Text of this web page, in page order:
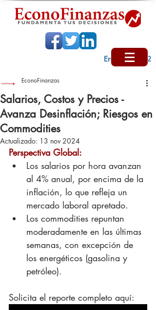
Encabezado 2
Salarios, Costos y Precios -
Avanza Desinflación; Riesgos en
Commodities
EconoFinanzas
Actualizado: 13 nov 2024
Perspectiva Global:
Los salarios por hora avanzan
al 4% anual, por encima de la
inflación, lo que refleja un
mercado laboral apretado.
Los commodities repuntan
moderadamente en las últimas
semanas, con excepción de
los energéticos (gasolina y
petróleo).
Solicita el reporte completo aquí: